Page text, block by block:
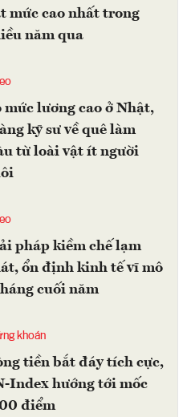
mức cao nhất trong
năm qua
mức lương cao ở Nhật,
kỹ sư về quê làm
từ loài vật ít người
pháp kiềm chế lạm
ổn định kinh tế vĩ mô
cuối năm
khoán
tiền bắt đáy tích cực,
Index hướng tới mốc
điểm